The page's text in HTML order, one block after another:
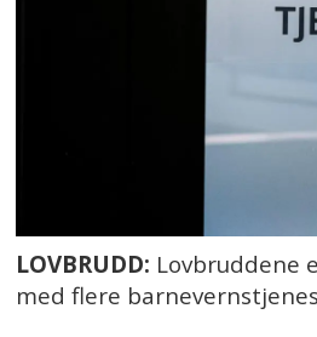
LOVBRUDD: Lovbruddene
med flere